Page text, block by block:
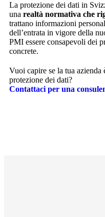
La protezione dei dati in
una realtà normativa che
trattano informazioni
dell’entrata in vigore della
PMI essere consapevoli dei
concrete.
Vuoi capire se la tua azienda
protezione dei dati?
Contattaci per una